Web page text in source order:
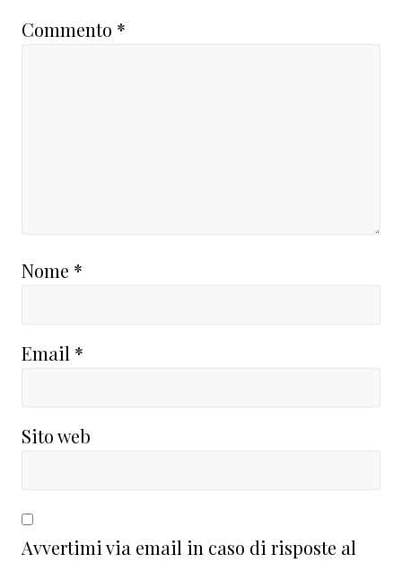
Commento *
Nome *
Email *
Sito web
Avvertimi via email in caso di risposte al